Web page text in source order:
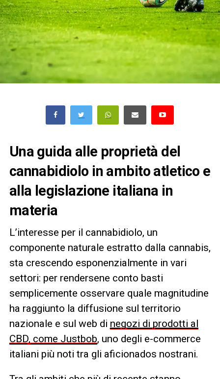
Una guida alle proprietà del
cannabidiolo in ambito atletico e
alla legislazione italiana in
materia
L’interesse per il cannabidiolo, un
componente naturale estratto dalla cannabis,
sta crescendo esponenzialmente in vari
settori: per rendersene conto basti
semplicemente osservare quale magnitudine
ha raggiunto la diffusione sul territorio
nazionale e sul web di negozi di prodotti al
CBD, come Justbob, uno degli e-commerce
italiani più noti tra gli aficionados nostrani.